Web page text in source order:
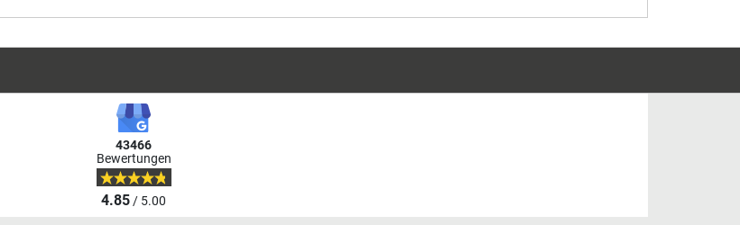
43466
Bewertungen
4.85/ 5.00